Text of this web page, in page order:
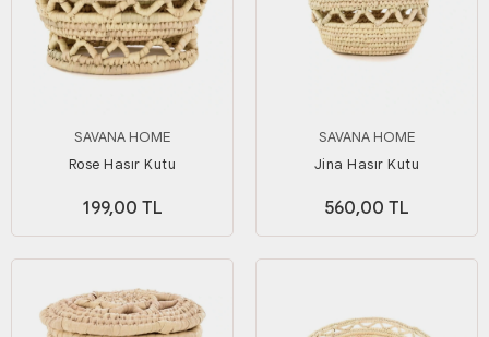
SAVANA HOME
Rose Hasır Kutu
199,00 TL
SAVANA HOME
Jina Hasır Kutu
560,00 TL